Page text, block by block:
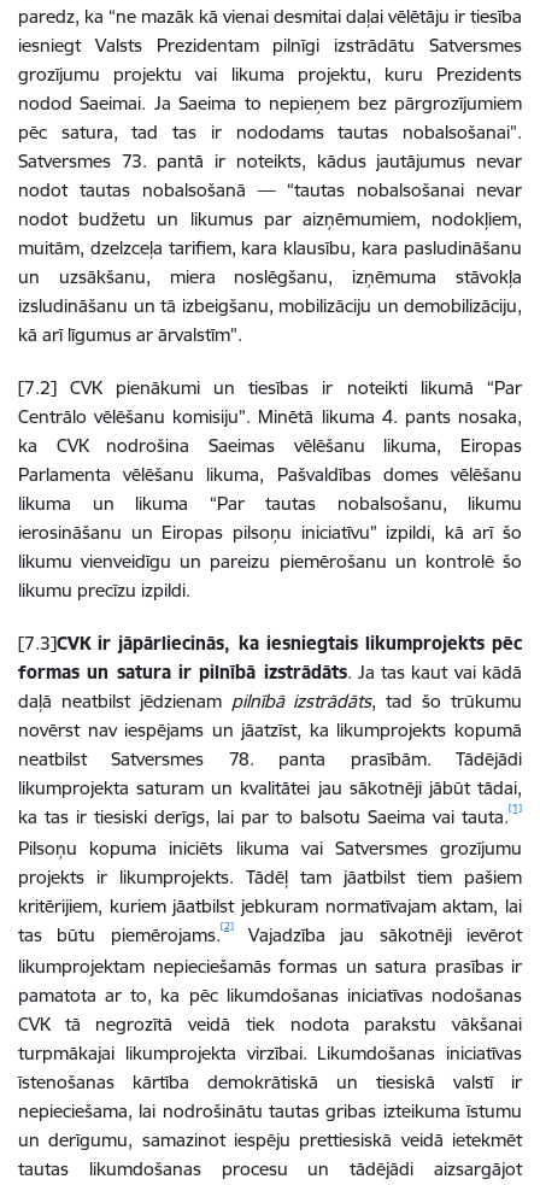
paredz, ka “ne mazāk kā vienai desmitai daļai vēlētāju ir tiesība
iesniegt Valsts Prezidentam pilnīgi izstrādātu Satversmes
grozījumu projektu vai likuma projektu, kuru Prezidents
nodod Saeimai. Ja Saeima to nepieņem bez pārgrozījumiem
pēc satura, tad tas ir nododams tautas nobalsošanai”.
Satversmes 73. pantā ir noteikts, kādus jautājumus nevar
nodot tautas nobalsošanā — “tautas nobalsošanai nevar
nodot budžetu un likumus par aizņēmumiem, nodokļiem,
muitām, dzelzceļa tarifiem, kara klausību, kara pasludināšanu
un uzsākšanu, miera noslēgšanu, izņēmuma stāvokļa
izsludināšanu un tā izbeigšanu, mobilizāciju un demobilizāciju,
kā arī līgumus ar ārvalstīm”.
[7.2] CVK pienākumi un tiesības ir noteikti likumā “Par
Centrālo vēlēšanu komisiju”. Minētā likuma 4. pants nosaka,
ka CVK nodrošina Saeimas vēlēšanu likuma, Eiropas
Parlamenta vēlēšanu likuma, Pašvaldības domes vēlēšanu
likuma un likuma “Par tautas nobalsošanu, likumu
ierosināšanu un Eiropas pilsoņu iniciatīvu” izpildi, kā arī šo
likumu vienveidīgu un pareizu piemērošanu un kontrolē šo
likumu precīzu izpildi.
[7.3]CVK ir jāpārliecinās, ka iesniegtais likumprojekts pēc
formas un satura ir pilnībā izstrādāts. Ja tas kaut vai kādā
daļā neatbilst jēdzienam pilnībā izstrādāts, tad šo trūkumu
novērst nav iespējams un jāatzīst, ka likumprojekts kopumā
neatbilst Satversmes 78. panta prasībām. Tādējādi
likumprojekta saturam un kvalitātei jau sākotnēji jābūt tādai,
ka tas ir tiesiski derīgs, lai par to balsotu Saeima vai tauta.[1]
Pilsoņu kopuma iniciēts likuma vai Satversmes grozījumu
projekts ir likumprojekts. Tādēļ tam jāatbilst tiem pašiem
kritērijiem, kuriem jāatbilst jebkuram normatīvajam aktam, lai
tas būtu piemērojams.[2]Vajadzība jau sākotnēji ievērot
likumprojektam nepieciešamās formas un satura prasības ir
pamatota ar to, ka pēc likumdošanas iniciatīvas nodošanas
CVK tā negrozītā veidā tiek nodota parakstu vākšanai
turpmākajai likumprojekta virzībai. Likumdošanas iniciatīvas
īstenošanas kārtība demokrātiskā un tiesiskā valstī ir
nepieciešama, lai nodrošinātu tautas gribas izteikuma īstumu
un derīgumu, samazinot iespēju prettiesiskā veidā ietekmēt
tautas likumdošanas procesu un tādējādi aizsargājot